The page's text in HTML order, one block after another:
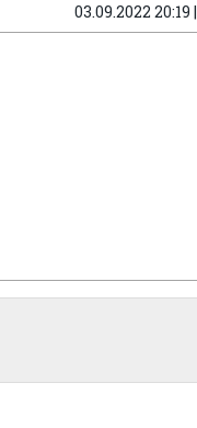
03.09.2022 20:19 |